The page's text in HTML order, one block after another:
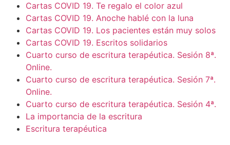
Cartas COVID 19. Te regalo el color azul
Cartas COVID 19. Anoche hablé con la luna
Cartas COVID 19. Los pacientes están muy solos
Cartas COVID 19. Escritos solidarios
Cuarto curso de escritura terapéutica. Sesión 8ª.
Online.
Cuarto curso de escritura terapéutica. Sesión 7ª.
Online.
Cuarto curso de escritura terapéutica. Sesión 4ª.
La importancia de la escritura
Escritura terapéutica